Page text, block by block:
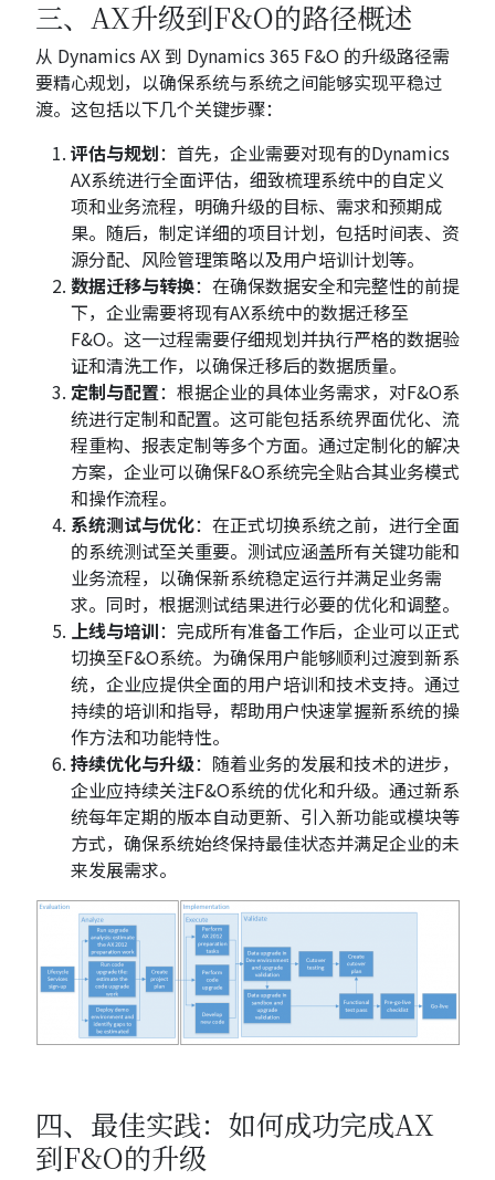
三、AX升级到F&O的路径概述
从 Dynamics AX 到 Dynamics 365 F&O 的升级路径需
要精心规划，以确保系统与系统之间能够实现平稳过
渡。这包括以下几个关键步骤：
评估与规划：首先，企业需要对现有的Dynamics
AX系统进行全面评估，细致梳理系统中的自定义
项和业务流程，明确升级的目标、需求和预期成
果。随后，制定详细的项目计划，包括时间表、资
源分配、风险管理策略以及用户培训计划等。
数据迁移与转换：在确保数据安全和完整性的前提
下，企业需要将现有AX系统中的数据迁移至
F&O。这一过程需要仔细规划并执行严格的数据验
证和清洗工作，以确保迁移后的数据质量。
定制与配置：根据企业的具体业务需求，对F&O系
统进行定制和配置。这可能包括系统界面优化、流
程重构、报表定制等多个方面。通过定制化的解决
方案，企业可以确保F&O系统完全贴合其业务模式
和操作流程。
系统测试与优化：在正式切换系统之前，进行全面
的系统测试至关重要。测试应涵盖所有关键功能和
业务流程，以确保新系统稳定运行并满足业务需
求。同时，根据测试结果进行必要的优化和调整。
上线与培训：完成所有准备工作后，企业可以正式
切换至F&O系统。为确保用户能够顺利过渡到新系
统，企业应提供全面的用户培训和技术支持。通过
持续的培训和指导，帮助用户快速掌握新系统的操
作方法和功能特性。
持续优化与升级：随着业务的发展和技术的进步，
企业应持续关注F&O系统的优化和升级。通过新系
统每年定期的版本自动更新、引入新功能或模块等
方式，确保系统始终保持最佳状态并满足企业的未
来发展需求。
四、最佳实践：如何成功完成AX
到F&O的升级